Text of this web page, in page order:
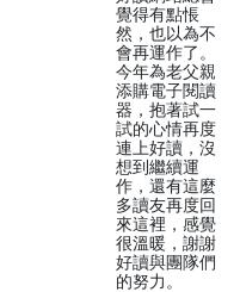
覺得有點悵
然，也以為不
會再運作了。
今年為老父親
添購電子閱讀
器，抱著試一
試的心情再度
連上好讀，沒
想到繼續運
作，還有這麼
多讀友再度回
來這裡，感覺
很溫暖，謝謝
好讀與團隊們
的努力。